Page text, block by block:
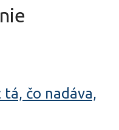
čo nadáva,